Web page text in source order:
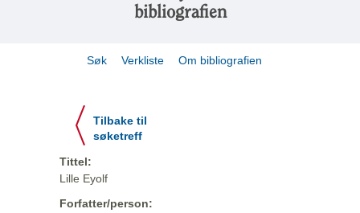
bibliografien
Søk Verkliste Om bibliografien
Tilbake til
søketreff
Tittel:
Lille Eyolf
Forfatter/person: